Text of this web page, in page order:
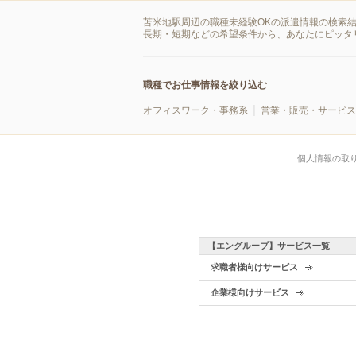
苫米地駅周辺の職種未経験OKの派遣情報の検索
長期・短期などの希望条件から、あなたにピッタ
職種でお仕事情報を絞り込む
オフィスワーク・事務系 営業・販売・サービ
個人情報の取
【エングループ】サービス一覧
求職者様向けサービス
企業様向けサービス